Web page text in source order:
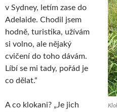
v Sydney, letím zase do
Adelaide. Chodil jsem
hodně, turistika, užívám
si volno, ale nějaký
cvičení do toho dávám.
Líbí se mi tady, pořád je
co dělat.“
A co klokani? „Je jich